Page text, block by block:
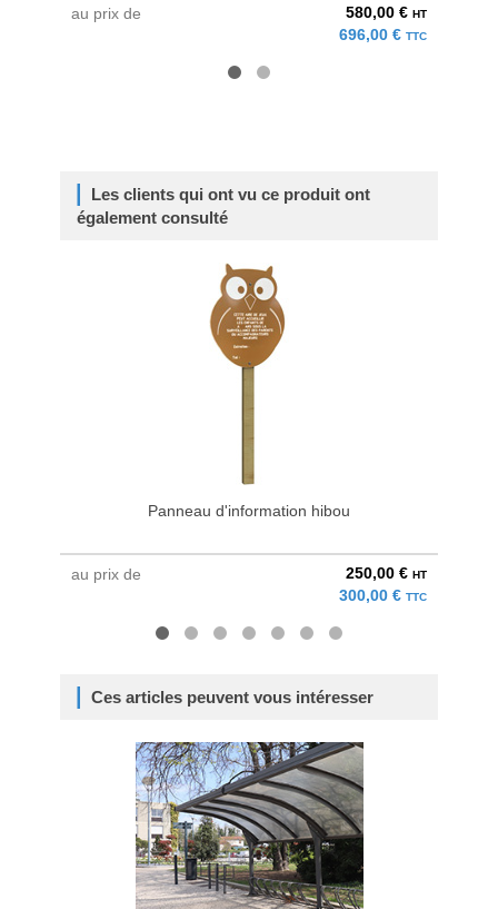
au prix de 580,00 € HT
696,00 € TTC
Les clients qui ont vu ce produit ont
également consulté
Panneau d'information hibou
au prix de 250,00 € HT
300,00 € TTC
Ces articles peuvent vous intéresser